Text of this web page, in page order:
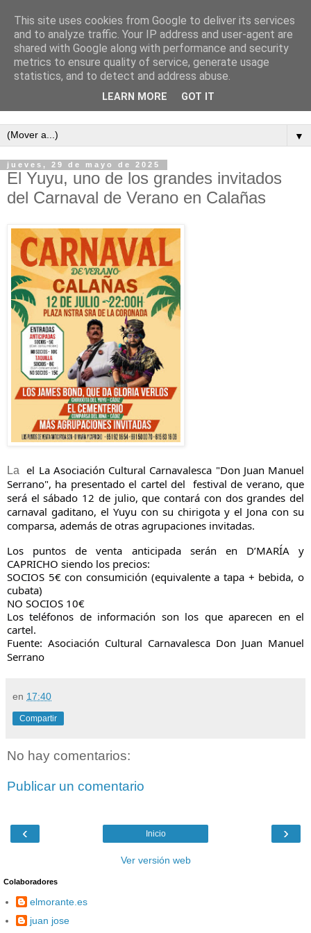
Semanario independiente de Calañas
▼
jueves, 29 de mayo de 2025
El Yuyu, uno de los grandes invitados
del Carnaval de Verano en Calañas
La
el La Asociación Cultural Carnavalesca "Don Juan Manuel
Serrano", ha presentado el cartel del festival de verano, que
será el sábado 12 de julio, que contará con dos grandes del
carnaval gaditano, el Yuyu con su chirigota y el Jona con su
comparsa, además de otras agrupaciones invitadas.
Los puntos de venta anticipada serán en D’MARÍA y
CAPRICHO siendo los precios:
SOCIOS 5€ con consumición (equivalente a tapa + bebida, o
cubata)
NO SOCIOS 10€
Los teléfonos de información son los que aparecen en el
cartel.
Fuente: Asociación Cultural Carnavalesca Don Juan Manuel
Serrano
en 17:40
Compartir
No hay comentarios:
Publicar un comentario
‹ ›
Inicio
Ver versión web
Colaboradores
elmorante.es
juan jose
This site uses cookies from Google to deliver its services
and to analyze traffic. Your IP address and user-agent are
shared with Google along with performance and security
metrics to ensure quality of service, generate usage
statistics, and to detect and address abuse.
LEARN MORE GOT IT